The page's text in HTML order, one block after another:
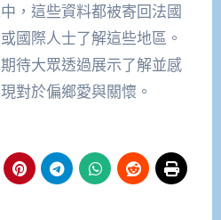
，這些資料都被寄回法國
國際人士了解這些地區。
待大眾透過展示了解並感
對於偏鄉愛與關懷。